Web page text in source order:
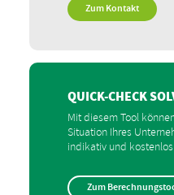
Zum Kontakt
QUICK-CHECK
Mit diesem Tool
Situation Ihres
indikativ und
Zum